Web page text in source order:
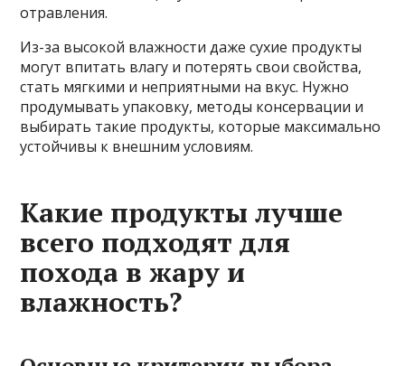
отравления.
Из-за высокой влажности даже сухие продукты
могут впитать влагу и потерять свои свойства,
стать мягкими и неприятными на вкус. Нужно
продумывать упаковку, методы консервации и
выбирать такие продукты, которые максимально
устойчивы к внешним условиям.
Какие продукты лучше
всего подходят для
похода в жару и
влажность?